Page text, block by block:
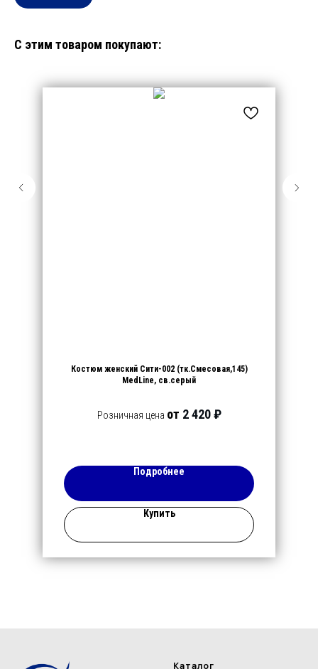
С этим товаром покупают:
Костюм женский Сити-002 (тк.Смесовая,145)
MedLine, св.серый
Розничная цена от 2 420 ₽
Подробнее
Купить
Каталог